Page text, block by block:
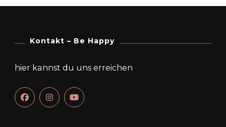
Kontakt – Be Happy
hier kannst du uns erreichen